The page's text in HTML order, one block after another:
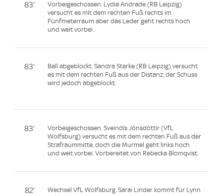
83'
Vorbeigeschossen. Lydia Andrade (RB Leipzig)
versucht es mit dem rechten Fuß rechts im
Fünfmeterraum aber das Leder geht rechts hoch
und weit vorbei.
83'
Ball abgeblockt. Sandra Starke (RB Leipzig) versucht
es mit dem rechten Fuß aus der Distanz, der Schuss
wird jedoch abgeblockt.
83'
Vorbeigeschossen. Sveindís Jónsdóttir (VfL
Wolfsburg) versucht es mit dem rechten Fuß aus der
Strafraummitte, doch die Murmel geht links hoch
und weit vorbei. Vorbereitet von Rebecka Blomqvist.
82'
Wechsel VfL Wolfsburg. Sarai Linder kommt für Lynn